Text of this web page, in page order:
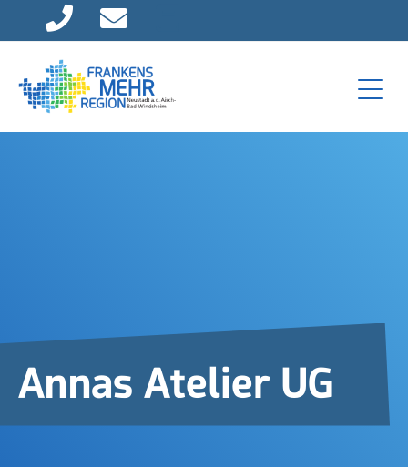
Direkt zur Hauptnavigation springen
Direkt zum Inhalt springen
Annas Atelier UG